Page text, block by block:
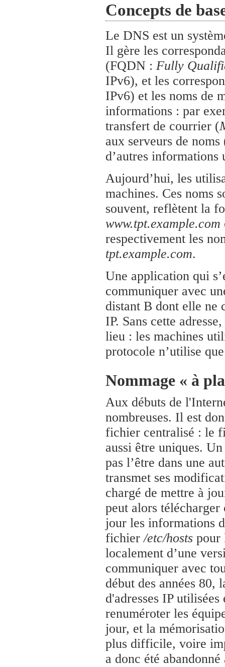
Concepts de
Le DNS est un
Il gère les
(FQDN : Fully
IPv6), et les
IPv6) et les noms de
informations : par
transfert de courrier (
aux serveurs de noms
d’autres
Aujourd’hui, les
machines. Ces noms
souvent, reflètent la
www.tpt.example.com
respectivement les
tpt.example.com.
Une application qui
communiquer avec
distant B dont elle ne
IP. Sans cette
lieu : les machines
protocole n’utilise
Nommage « à
Aux débuts de
nombreuses. Il est
fichier centralisé : le
aussi être uniques.
pas l’être dans une
transmet ses
chargé de mettre à
peut alors
jour les informations
fichier/etc/hosts pour
localement d’une
communiquer avec
début des années 80,
d'adresses IP
renuméroter les
jour, et la
plus difficile, voire
a donc été